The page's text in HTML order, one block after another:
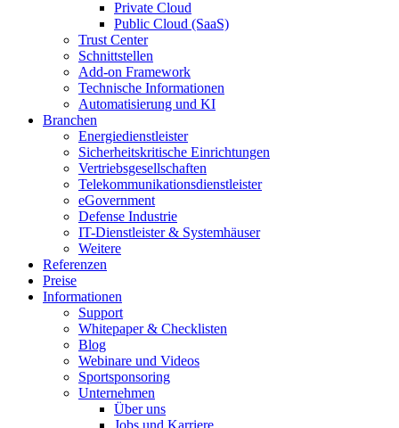
Private Cloud
Public Cloud (SaaS)
Trust Center
Schnittstellen
Add-on Framework
Technische Informationen
Automatisierung und KI
Branchen
Energiedienstleister
Sicherheitskritische Einrichtungen
Vertriebsgesellschaften
Telekommunikationsdienstleister
eGovernment
Defense Industrie
IT-Dienstleister & Systemhäuser
Weitere
Referenzen
Preise
Informationen
Support
Whitepaper & Checklisten
Blog
Webinare und Videos
Sportsponsoring
Unternehmen
Über uns
Jobs und Karriere